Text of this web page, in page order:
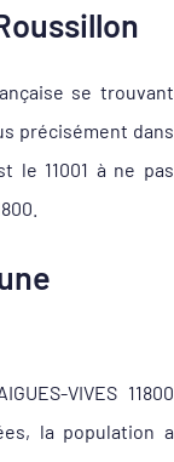
se trouvant
précisément dans
le 11001 à ne pas
VIVES 11800
la population a